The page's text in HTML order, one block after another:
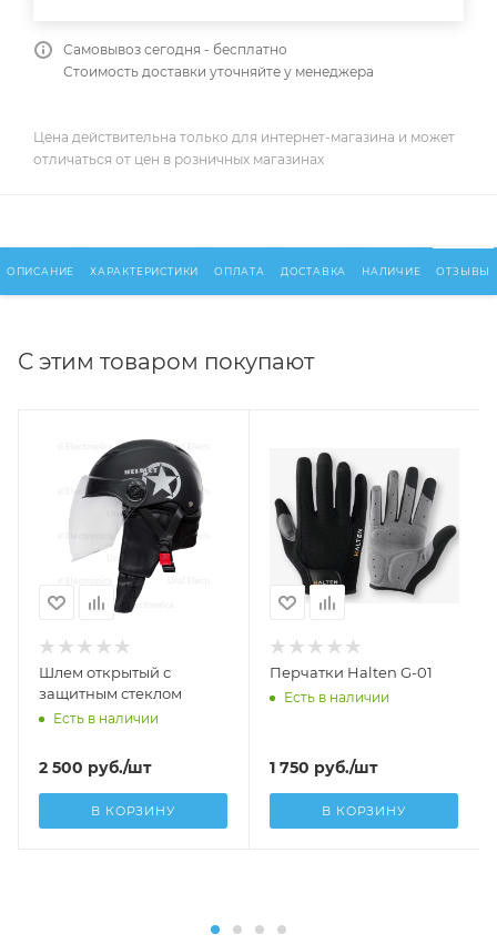
Самовывоз сегодня - бесплатно
Стоимость доставки уточняйте у менеджера
Цена действительна только для интернет-магазина и может
отличаться от цен в розничных магазинах
ОПИСАНИЕ ХАРАКТЕРИСТИКИ ОПЛАТА ДОСТАВКА НАЛИЧИЕ ОТЗЫВЫ
С этим товаром покупают
Шлем открытый с
защитным стеклом
Есть в наличии
2 500 руб./шт
В КОРЗИНУ
Перчатки Halten G-01
Есть в наличии
1 750 руб./шт
В КОРЗИНУ